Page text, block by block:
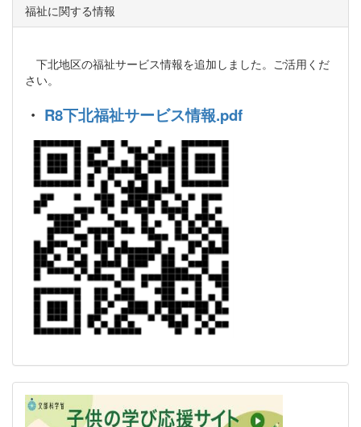
福祉に関する情報
下北地区の福祉サービス情報を追加しました。ご活用くだ
さい。
・ R8下北福祉サービス情報.pdf